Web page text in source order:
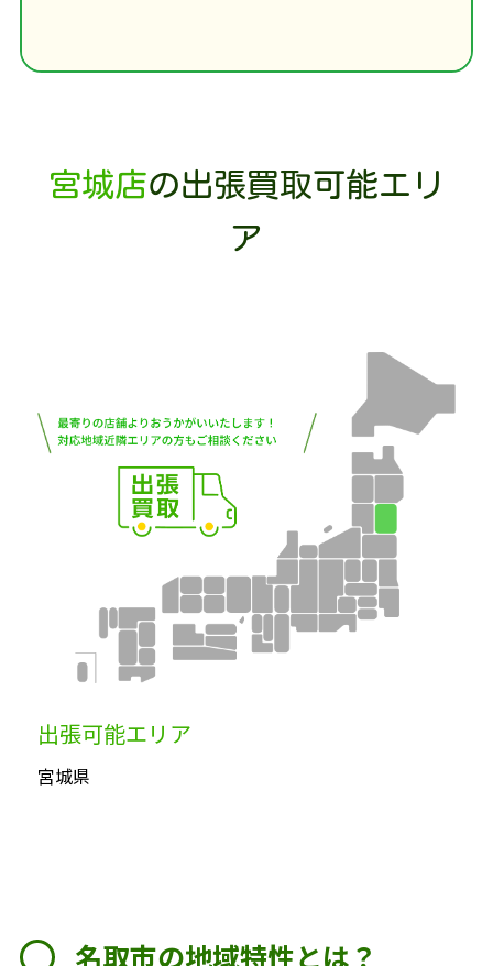
宮城店の出張買取可能エリ
ア
出張可能エリア
宮城県
名取市の地域特性とは？